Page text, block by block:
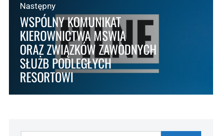
Następny
WSPÓLNY KOMUNIKAT
KIEROWNICTWA MSWIA
ORAZ ZWIĄZKÓW ZAWODNYCH
SŁUŻB PODLEGŁYCH
RESORTOWI